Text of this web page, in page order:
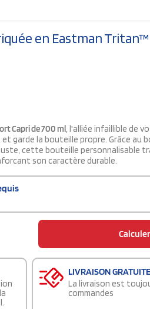
en Eastman Tritan™
Capri de 700 ml , l'alliée infaillible de
garde la bouteille propre. Grâce au
cette bouteille personnalisable
son caractère durable.
LIVRAISON GRATUITE
La livraison est
commandes